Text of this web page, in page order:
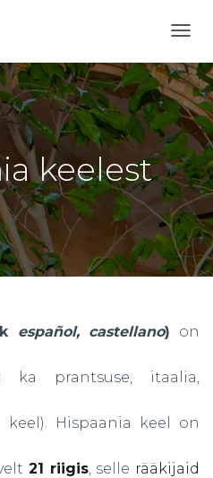
O
G
G
L
E
N
A
V
G
A
T
I
keelest
español, castellano) on
ka prantsuse, itaalia,
Hispaania keel on
21 riigis, selle rääkijaid